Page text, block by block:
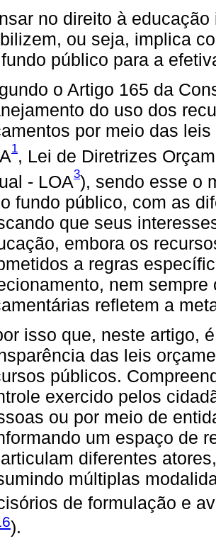
no direito à
ou seja, implica
público para a
o Artigo 165 da
do uso dos
por meio das
1, Lei de Diretrizes
- LOA3), sendo esse o
fundo público, com as
que seus
embora os
a regras
nem
refletem a
isso que, neste artigo,
das leis
públicos.
exercido pelos
ou por meio de
um espaço de
diferentes
múltiplas
de formulação e
).